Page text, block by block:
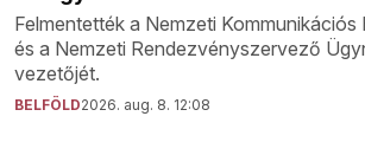
Felmentették a Nemzeti Kommunikációs
és a Nemzeti Rendezvényszervező
vezetőjét.
BELFÖLD2026. aug. 8. 12:08